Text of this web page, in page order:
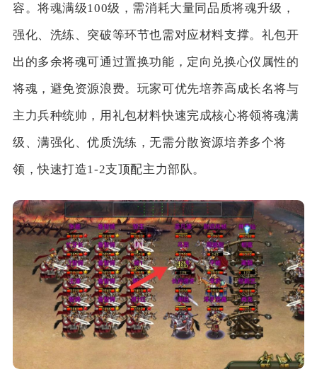
容。将魂满级100级，需消耗大量同品质将魂升级，
强化、洗练、突破等环节也需对应材料支撑。礼包开
出的多余将魂可通过置换功能，定向兑换心仪属性的
将魂，避免资源浪费。玩家可优先培养高成长名将与
主力兵种统帅，用礼包材料快速完成核心将领将魂满
级、满强化、优质洗练，无需分散资源培养多个将
领，快速打造1-2支顶配主力部队。